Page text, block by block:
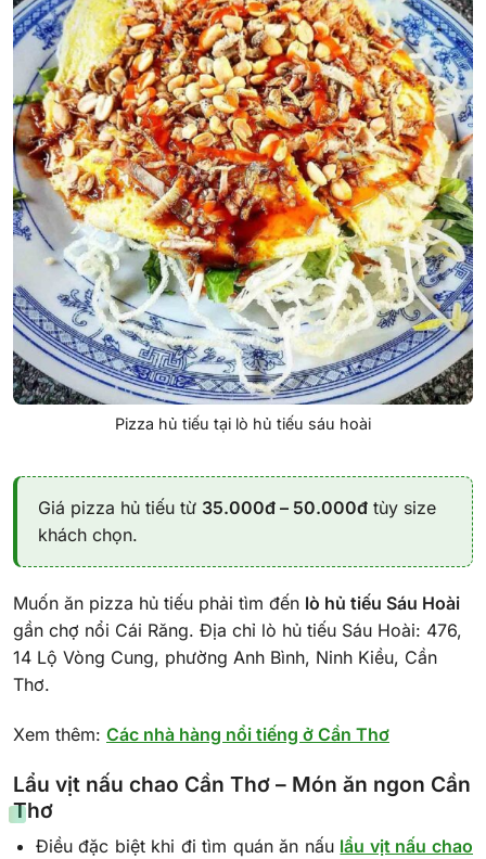
Pizza hủ tiếu tại lò hủ tiếu sáu hoài
Giá pizza hủ tiếu từ 35.000đ – 50.000đ tùy size
khách chọn.
Muốn ăn pizza hủ tiếu phải tìm đến lò hủ tiếu Sáu Hoài
gần chợ nổi Cái Răng. Địa chỉ lò hủ tiếu Sáu Hoài: 476,
14 Lộ Vòng Cung, phường Anh Bình, Ninh Kiều, Cần
Thơ.
Xem thêm: Các nhà hàng nổi tiếng ở Cần Thơ
Lẩu vịt nấu chao Cần Thơ – Món ăn ngon Cần
Thơ
Điều đặc biệt khi đi tìm quán ăn nấu lẩu vịt nấu chao